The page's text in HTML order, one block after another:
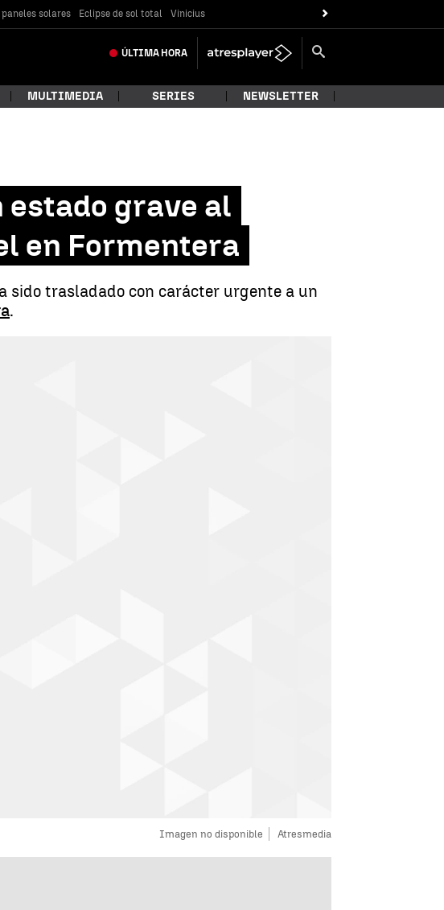
paneles solares Eclipse de sol total Vinicius
ÚLTIMA HORA
MULTIMEDIA SERIES NEWSLETTER
estado grave al
en Formentera
sido trasladado con carácter urgente a un
.
Imagen no disponible Atresmedia